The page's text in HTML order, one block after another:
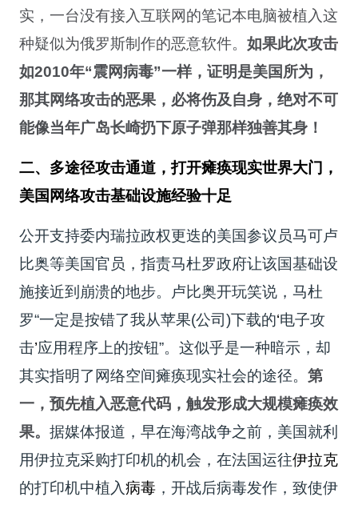
实，一台没有接入互联网的笔记本电脑被植入这
种疑似为俄罗斯制作的恶意软件。如果此次攻击
如2010年“震网病毒”一样，证明是美国所为，
那其网络攻击的恶果，必将伤及自身，绝对不可
能像当年广岛长崎扔下原子弹那样独善其身！
二、多途径攻击通道，打开瘫痪现实世界大门，
美国网络攻击基础设施经验十足
公开支持委内瑞拉政权更迭的美国参议员马可卢
比奥等美国官员，指责马杜罗政府让该国基础设
施接近到崩溃的地步。卢比奥开玩笑说，马杜
罗“一定是按错了我从苹果(公司)下载的‘电子攻
击’应用程序上的按钮”。这似乎是一种暗示，却
其实指明了网络空间瘫痪现实社会的途径。第
一，预先植入恶意代码，触发形成大规模瘫痪效
果。据媒体报道，早在海湾战争之前，美国就利
用伊拉克采购打印机的机会，在法国运往伊拉克
的打印机中植入病毒 ，开战后病毒发作，致使伊